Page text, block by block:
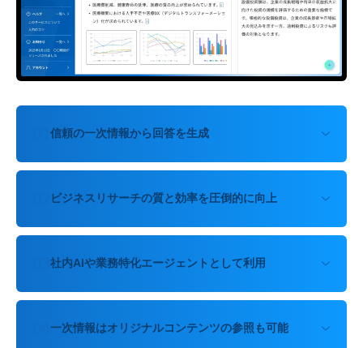
信頼の一次情報から 回答を生成
ビジネスリサーチの質と効率を圧倒的に向上
社内AIや業務特化エージェントとして利用
一次情報はオリジナルコンテンツの参照も可能